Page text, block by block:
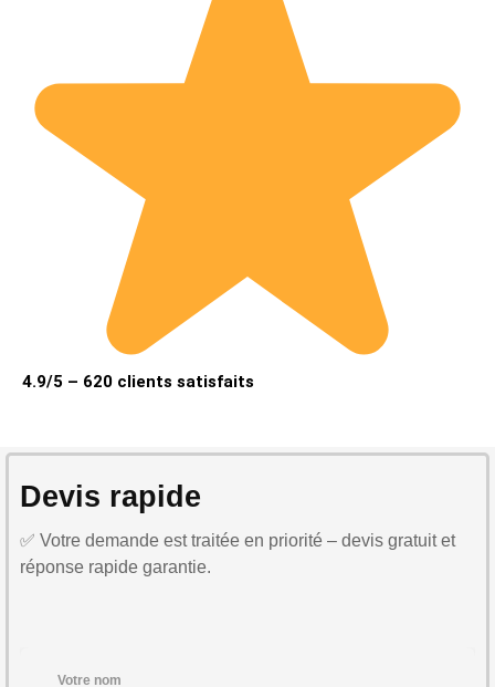
4.9/5 – 620 clients satisfaits
Devis rapide
✅ Votre demande est traitée en priorité – devis gratuit et
réponse rapide garantie.
Votre nom